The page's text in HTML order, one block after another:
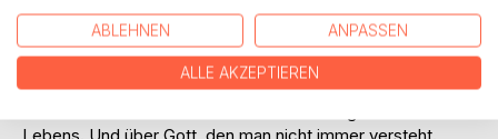
Als ihr der Geschäftsmann Friedrich, ein langjähriger
Freund, Avancen macht, scheint sie vor einer Dummheit
Lebens. Und über Gott, den man nicht immer versteht.
ABLEHNEN ANPASSEN
ALLE AKZEPTIEREN